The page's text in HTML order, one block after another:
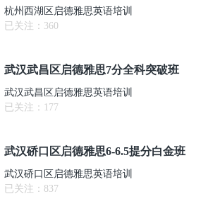
杭州西湖区启德雅思英语培训
已关注： 360
武汉武昌区启德雅思7分全科突破班
武汉武昌区启德雅思英语培训
已关注： 177
武汉硚口区启德雅思6-6.5提分白金班
武汉硚口区启德雅思英语培训
已关注： 837